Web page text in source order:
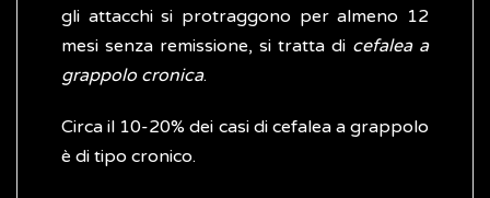
gli attacchi si protraggono per almeno 12
mesi senza remissione, si tratta di cefalea a
grappolo cronica.
Circa il 10-20% dei casi di cefalea a grappolo
è di tipo cronico.